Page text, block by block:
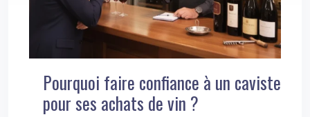
Pourquoi faire confiance à un caviste
pour ses achats de vin ?